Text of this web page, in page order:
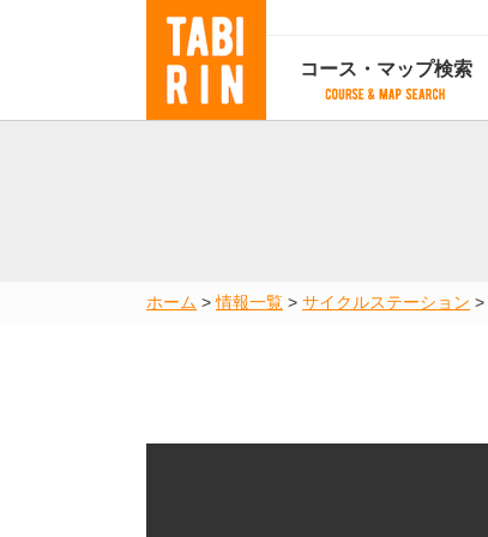
コース・マップ検索
地図から検索
ホーム >情報一覧 > サイクルステーション >